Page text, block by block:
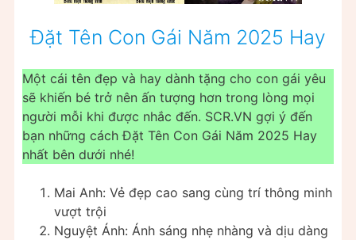
Đặt Tên Con Gái Năm 2025 Hay
Một cái tên đẹp và hay dành tặng cho con gái yêu
sẽ khiến bé trở nên ấn tượng hơn trong lòng mọi
người mỗi khi được nhắc đến. SCR.VN gợi ý đến
bạn những cách Đặt Tên Con Gái Năm 2025 Hay
nhất bên dưới nhé!
Mai Anh: Vẻ đẹp cao sang cùng trí thông minh
vượt trội
Nguyệt Ánh: Ánh sáng nhẹ nhàng và dịu dàng